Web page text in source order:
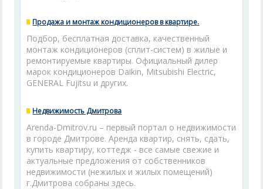
Продажа и монтаж кондиционеров в квартире.
Подбор, бесплатная доставка, качественный
монтаж кондиционеров (сплит-систем) в жилые и
ремонтируемые квартиры. Официальный дилер
марок кондиционеров Daikin, Mitsubishi Electric,
GENERAL Fujitsu и других.
Недвижимость Дмитрова
Arenda-Dmitrov.ru – первый портал о недвижимости
в городе Дмитрове. Аренда квартир, снять, сдать,
купить квартиру, коттедж - все самые свежие и
актуальные предложения от собственников
недвижимости (нежилых и жилых помещений)
г.Дмитрова собраны здесь.